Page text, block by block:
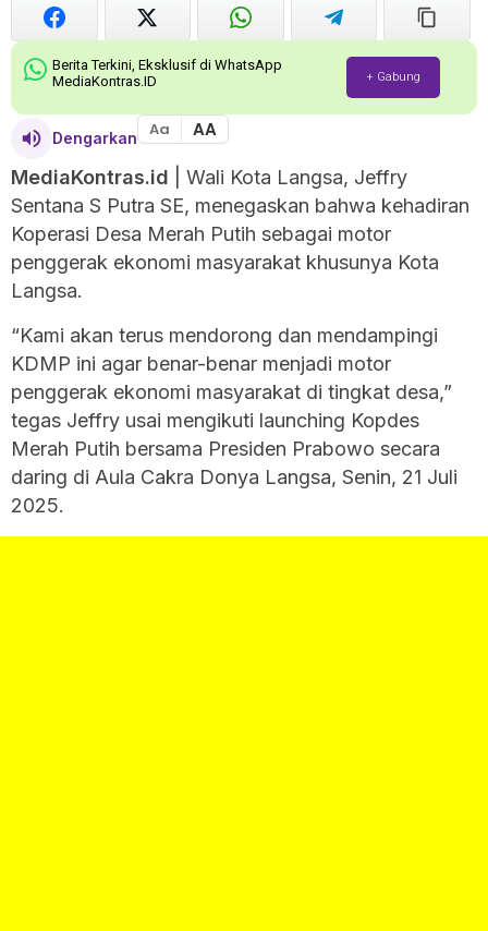
Berita Terkini, Eksklusif di WhatsApp
MediaKontras.ID
+ Gabung
Dengarkan Aa AA
MediaKontras.id | Wali Kota Langsa, Jeffry
Sentana S Putra SE, menegaskan bahwa kehadiran
Koperasi Desa Merah Putih sebagai motor
penggerak ekonomi masyarakat khusunya Kota
Langsa.
“Kami akan terus mendorong dan mendampingi
KDMP ini agar benar-benar menjadi motor
penggerak ekonomi masyarakat di tingkat desa,”
tegas Jeffry usai mengikuti launching Kopdes
Merah Putih bersama Presiden Prabowo secara
daring di Aula Cakra Donya Langsa, Senin, 21 Juli
2025.